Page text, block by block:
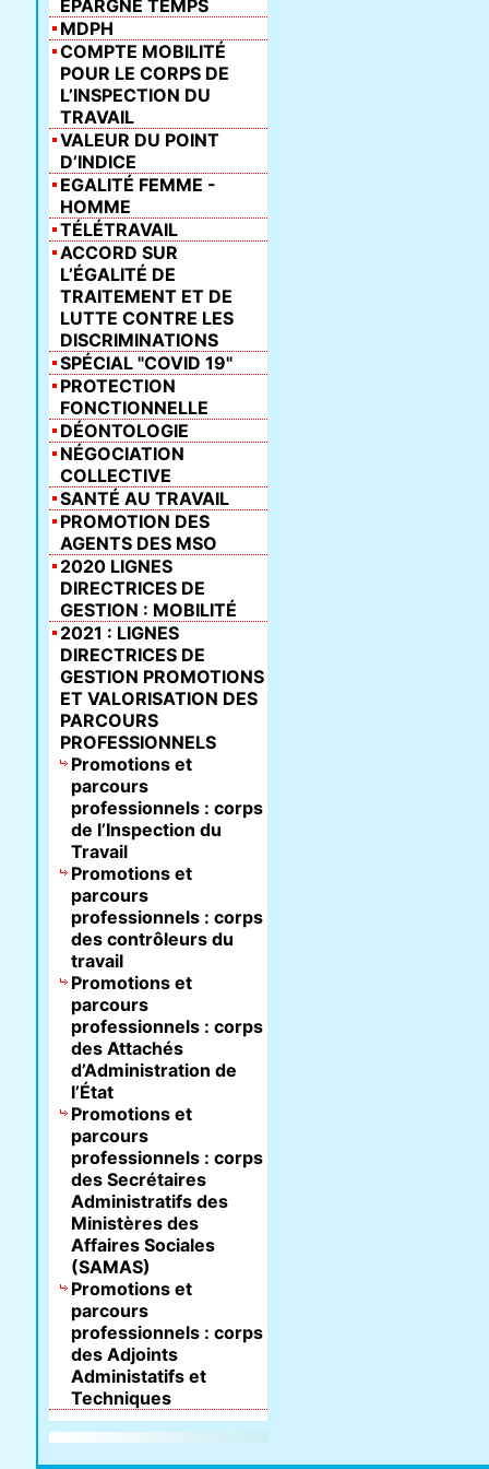
ÉPARGNE TEMPS
MDPH
COMPTE MOBILITÉ
POUR LE CORPS DE
L’INSPECTION DU
TRAVAIL
VALEUR DU POINT
D’INDICE
EGALITÉ FEMME -
HOMME
TÉLÉTRAVAIL
ACCORD SUR
L’ÉGALITÉ DE
TRAITEMENT ET DE
LUTTE CONTRE LES
DISCRIMINATIONS
SPÉCIAL "COVID 19"
PROTECTION
FONCTIONNELLE
DÉONTOLOGIE
NÉGOCIATION
COLLECTIVE
SANTÉ AU TRAVAIL
PROMOTION DES
AGENTS DES MSO
2020 LIGNES
DIRECTRICES DE
GESTION : MOBILITÉ
2021 : LIGNES
DIRECTRICES DE
GESTION PROMOTIONS
ET VALORISATION DES
PARCOURS
PROFESSIONNELS
Promotions et
parcours
professionnels : corps
de l’Inspection du
Travail
Promotions et
parcours
professionnels : corps
des contrôleurs du
travail
Promotions et
parcours
professionnels : corps
des Attachés
d’Administration de
l’État
Promotions et
parcours
professionnels : corps
des Secrétaires
Administratifs des
Ministères des
Affaires Sociales
(SAMAS)
Promotions et
parcours
professionnels : corps
des Adjoints
Administatifs et
Techniques